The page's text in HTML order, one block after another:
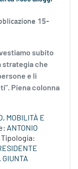
15-
subito
strategia che
e li
Piena colonna
MOBILITÀ E
ANTONIO
Tipologia:
GIUNTA